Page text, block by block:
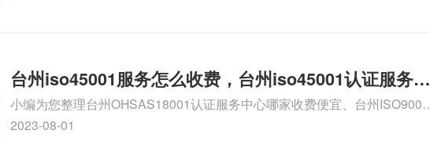
台州iso45001服务怎么收费，台州iso45001认证服务怎
么收费
小编为您整理台州OHSAS18001认证服务中心哪家收费便宜、台州ISO9000
认证，哪个咨询公司服务好、台州CE认证,台州机械机电CE认证、CE认证怎
2023-08-01